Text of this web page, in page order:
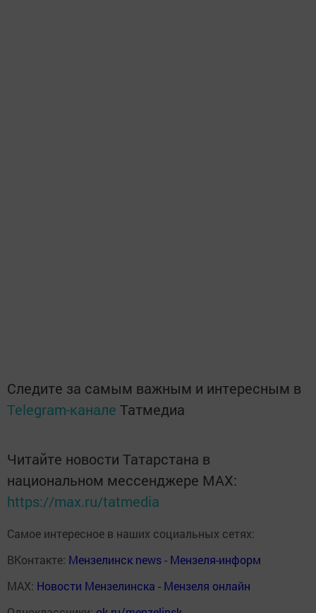
Следите за самым важным и интересным в
Telegram-канале Татмедиа
Читайте новости Татарстана в
национальном мессенджере MАХ:
https://max.ru/tatmedia
Самое интересное в наших социальных сетях:
ВКонтакте: Мензелинск news - Мензеля-информ
MAX: Новости Мензелинска - Мензеля онлайн